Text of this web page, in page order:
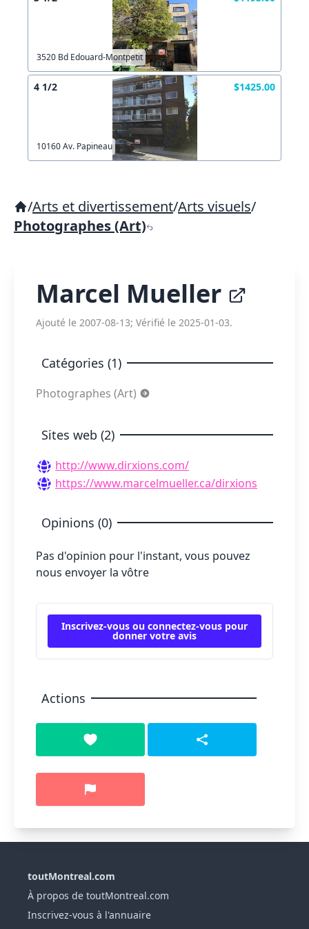
3520 Bd Edouard-Montpetit
4 1/2 $1425.00
10160 Av. Papineau
/Arts et divertissement/Arts visuels/
Photographes (Art)
Marcel Mueller
Ajouté le 2007-08-13; Vérifié le 2025-01-03.
Catégories (1)
Photographes (Art)
Sites web (2)
http://www.dirxions.com/
https://www.marcelmueller.ca/dirxions
Opinions (0)
Pas d'opinion pour l'instant, vous pouvez
nous envoyer la vôtre
Inscrivez-vous ou connectez-vous pour
donner votre avis
Actions
toutMontreal.com
À propos de toutMontreal.com
Inscrivez-vous à l'annuaire